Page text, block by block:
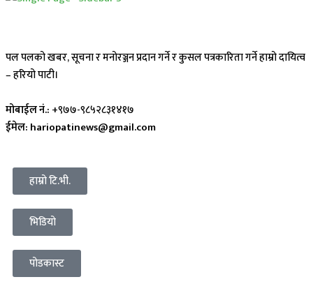
पल पलको खबर, सूचना र मनोरञ्जन प्रदान गर्ने र कुसल पत्रकारिता गर्ने हाम्रो दायित्व
– हरियो पाटी।
मोबाईल नं.: +९७७-९८५२८३१४१७
ईमेल: hariopatinews@gmail.com
हाम्रो टि.भी.
भिडियो
पोडकास्ट